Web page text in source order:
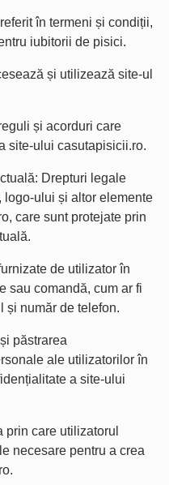
în termeni și condiții,
iubitorii de pisici.
și utilizează site-ul
și acorduri care
site-ului casutapisicii.ro.
Drepturi legale
ului și altor elemente
care sunt protejate prin
de utilizator în
sau comandă, cum ar fi
și număr de telefon.
păstrarea
ale utilizatorilor în
a site-ului
prin care utilizatorul
necesare pentru a crea